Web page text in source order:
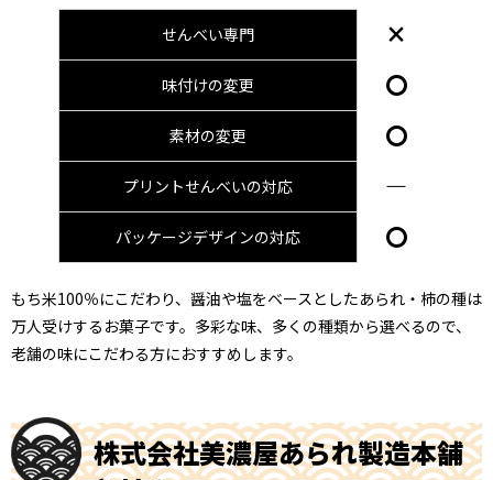
せんべい専門 ×
味付けの変更 〇
素材の変更 〇
プリントせんべいの対応 ―
パッケージデザインの対応 〇
もち米100％にこだわり、醤油や塩をベースとしたあられ・柿の種は
万人受けするお菓子です。多彩な味、多くの種類から選べるので、
老舗の味にこだわる方におすすめします。
株式会社美濃屋あられ製造本舗